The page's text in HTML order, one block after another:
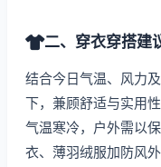
二、穿衣穿搭建
结合今日气温、风力
下，兼顾舒适与实用性
气温寒冷，户外需以
衣、薄羽绒服加防风